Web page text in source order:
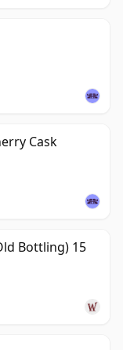
Cask
Bottling) 15